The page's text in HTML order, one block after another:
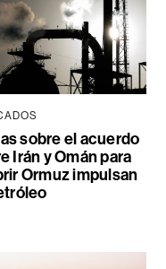
sobre el acuerdo
Irán y Omán para
Ormuz impulsan